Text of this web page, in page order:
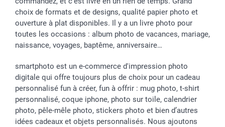
choix de formats et de designs, qualité papier photo et
ouverture à plat disponibles. Il y a un livre photo pour
toutes les occasions : album photo de vacances, mariage,
naissance, voyages, baptême, anniversaire…
smartphoto est un e-commerce d'impression photo
digitale qui offre toujours plus de choix pour un cadeau
personnalisé fun à créer, fun à offrir : mug photo, t-shirt
personnalisé, coque iphone, photo sur toile, calendrier
photo, pêle-mêle photo, stickers photo et bien d’autres
idées cadeaux et objets personnalisés. Nous ajoutons